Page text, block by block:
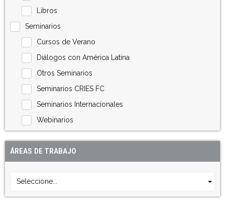
Libros
Seminarios
Cursos de Verano
Diálogos con América Latina
Otros Seminarios
Seminarios CRIES FC
Seminarios Internacionales
Webinarios
ÁREAS DE TRABAJO
Seleccione...